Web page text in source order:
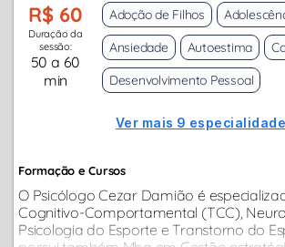
R$ 60
Duração da
sessão:
50 a 60
min
Adoção de Filhos
Ansiedade
Autoestima
Desenvolvimento Pessoal
Ver mais 9
Formação e Cursos
O Psicólogo Cezar Damião é
Cognitivo-Comportamental (TCC),
Psicologia do Esporte e Transtorno do